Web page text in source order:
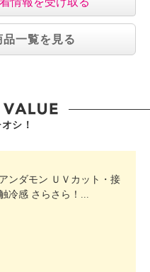
一覧を見る
シ！
アンダモン ＵＶカット・接
冷感 さらさら！...